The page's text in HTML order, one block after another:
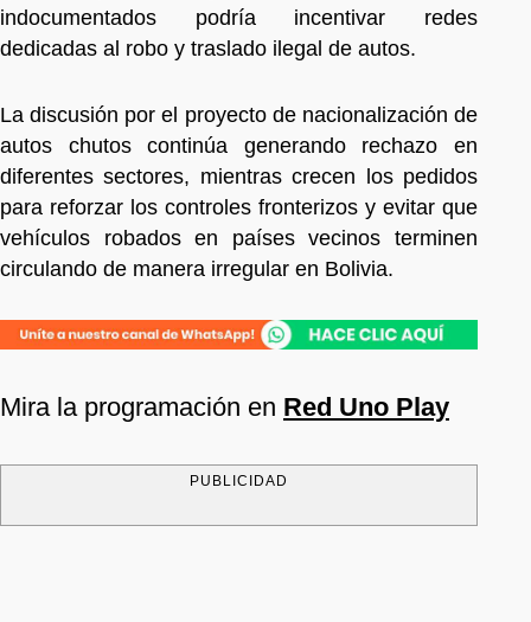
indocumentados podría incentivar redes
dedicadas al robo y traslado ilegal de autos.
La discusión por el proyecto de nacionalización de
autos chutos continúa generando rechazo en
diferentes sectores, mientras crecen los pedidos
para reforzar los controles fronterizos y evitar que
vehículos robados en países vecinos terminen
circulando de manera irregular en Bolivia.
Mira la programación en Red Uno Play
PUBLICIDAD